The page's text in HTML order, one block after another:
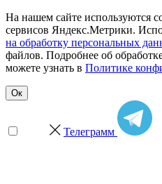
На нашем сайте используются
сервисов Яндекс.Метрики.
на обработку персональных
файлов. Подробнее об
можете узнать в Политике
Ок
Телеграмм